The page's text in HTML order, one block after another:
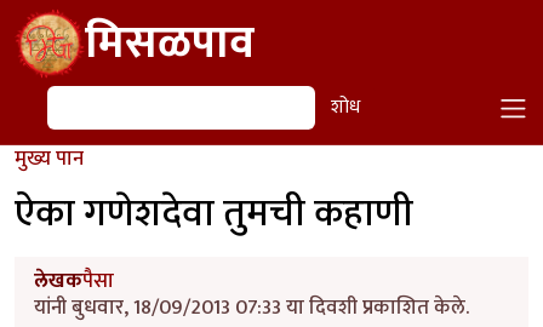
Skip to main contentमिसळपाव
शोध शोध
मुख्य पान
ऐका गणेशदेवा तुमची कहाणी
लेखकपैसा
यांनी बुधवार, 18/09/2013 07:33 या दिवशी प्रकाशित केले.